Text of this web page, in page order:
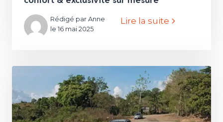
Rédigé par Anne
le 16 mai 2025
Lire la suite